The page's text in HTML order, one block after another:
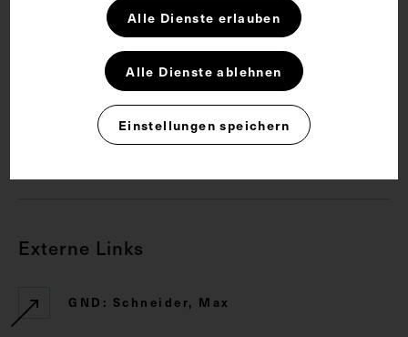
Internist Militärarzt
Externe Links
GND: Schneider, Max
Alle Dienste erlauben
Alle Dienste ablehnen
Einstellungen speichern